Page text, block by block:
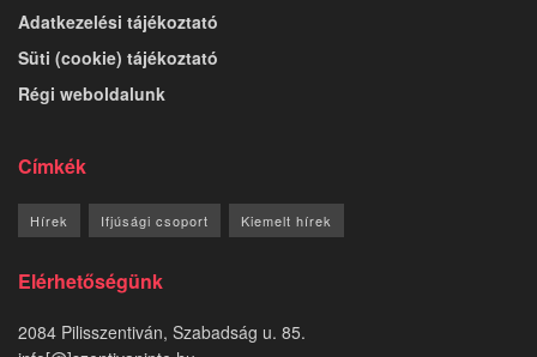
Adatkezelési tájékoztató
Süti (cookie) tájékoztató
Régi weboldalunk
Címkék
Hírek Ifjúsági csoport Kiemelt hírek
Elérhetőségünk
2084 Pilisszentiván, Szabadság u. 85.